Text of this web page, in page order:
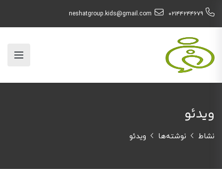
۰۲۱۴۴۲۴۴۶۷۹ neshatgroup.kids@gmail.com
ویدئو
نشاط نوشته‌ها ویدئو